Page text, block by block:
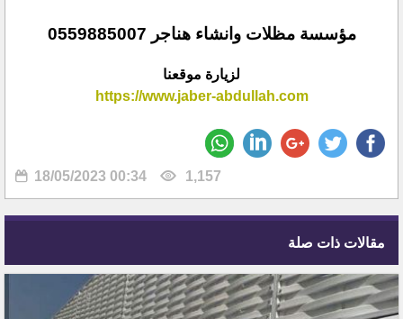
مؤسسة مظلات وانشاء هناجر 0559885007
لزيارة موقعنا
https://www.jaber-abdullah.com
18/05/2023 00:34 1,157
مقالات ذات صلة